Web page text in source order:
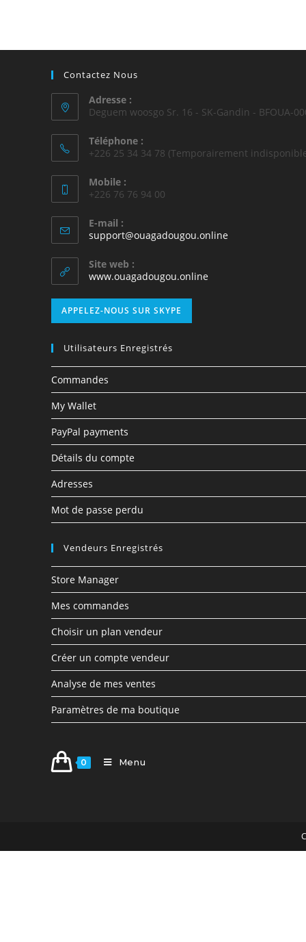
Contactez Nous
Adresse :
Deguem woosgo Sr. 16 - SK-Gandin - BFOUA-
Téléphone :
+226 25 34 34 78 (Temporairement
Mobile :
+226 76 76 94 00
E-mail :
support@ouagadougou.online
Site web :
www.ouagadougou.online
APPELEZ-NOUS SUR SKYPE
Utilisateurs Enregistrés
Commandes
My Wallet
PayPal payments
Détails du compte
Adresses
Mot de passe perdu
Vendeurs Enregistrés
Store Manager
Mes commandes
Choisir un plan vendeur
Créer un compte vendeur
Analyse de mes ventes
Paramètres de ma boutique
0 Menu